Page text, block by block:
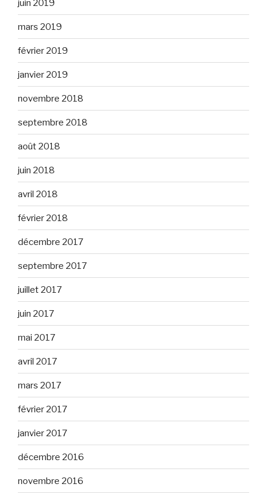
juin 2019
mars 2019
février 2019
janvier 2019
novembre 2018
septembre 2018
août 2018
juin 2018
avril 2018
février 2018
décembre 2017
septembre 2017
juillet 2017
juin 2017
mai 2017
avril 2017
mars 2017
février 2017
janvier 2017
décembre 2016
novembre 2016